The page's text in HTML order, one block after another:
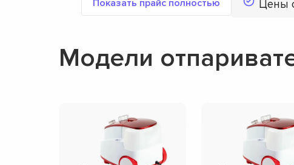
Показать прайс полностью Цены
Модели